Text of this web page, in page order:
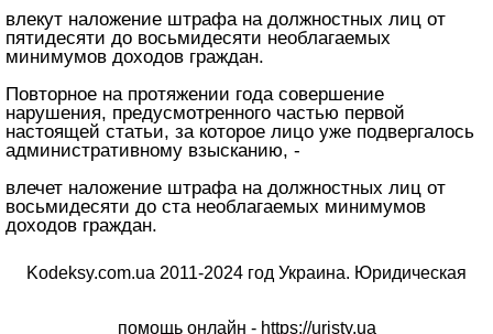
влекут наложение штрафа на должностных лиц от
пятидесяти до восьмидесяти необлагаемых
минимумов доходов граждан.
Повторное на протяжении года совершение
нарушения, предусмотренного частью первой
настоящей статьи, за которое лицо уже подвергалось
административному взысканию, -
влечет наложение штрафа на должностных лиц от
восьмидесяти до ста необлагаемых минимумов
доходов граждан.
Kodeksy.com.ua 2011-2024 год Украина. Юридическая
помощь онлайн - https://uristy.ua